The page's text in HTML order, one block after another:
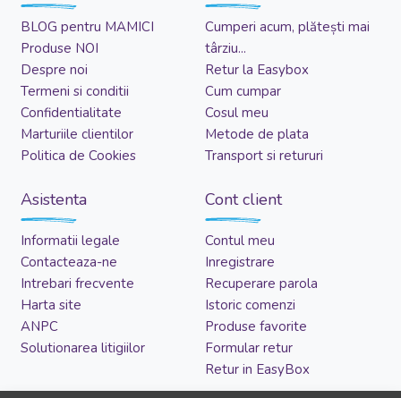
BLOG pentru MAMICI
Produse NOI
Despre noi
Termeni si conditii
Confidentialitate
Marturiile clientilor
Politica de Cookies
Cumperi acum, plătești mai
târziu...
Retur la Easybox
Cum cumpar
Cosul meu
Metode de plata
Transport si retururi
Asistenta
Informatii legale
Contacteaza-ne
Intrebari frecvente
Harta site
ANPC
Solutionarea litigiilor
Cont client
Contul meu
Inregistrare
Recuperare parola
Istoric comenzi
Produse favorite
Formular retur
Retur in EasyBox